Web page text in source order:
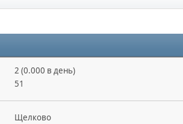
2 (0.000 в день)
51
Щелково